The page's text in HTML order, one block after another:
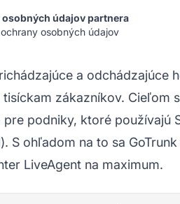
údajov partnera
osobných údajov
a odchádzajúce
zákazníkov. Cieľom
podniky, ktoré používajú
S ohľadom na to sa
LiveAgent na maximum.